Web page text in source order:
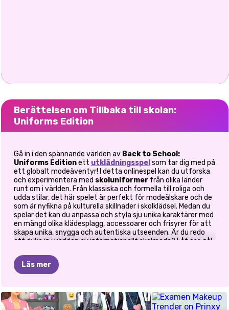
Berättelsen om Tillbaka till skolan:
Uniforms Edition
Gå in i den spännande världen av Back to School:
Uniforms Editionett utklädningsspel som tar dig med på
ett globalt modeäventyr! I detta onlinespel kan du utforska
och experimentera med skoluniformerfrån olika länder
runt om i världen. Från klassiska och formella till roliga och
udda stilar, det här spelet är perfekt för modeälskare och de
som är nyfikna på kulturella skillnader i skolklädsel. Medan du
spelar det kan du anpassa och styla sju unika karaktärer med
en mängd olika klädesplagg, accessoarer och frisyrer för att
skapa unika, snygga och autentiska utseenden. Är du redo
att dyka in i världen av internationellt skolmode? Låt oss gå!
Hur spelar man Back To School: Uniforms
Edition?
representerarskoluniformer från ett specifikt land
eller tema. Men det finns en twist! Istället för att välja
Läs mer